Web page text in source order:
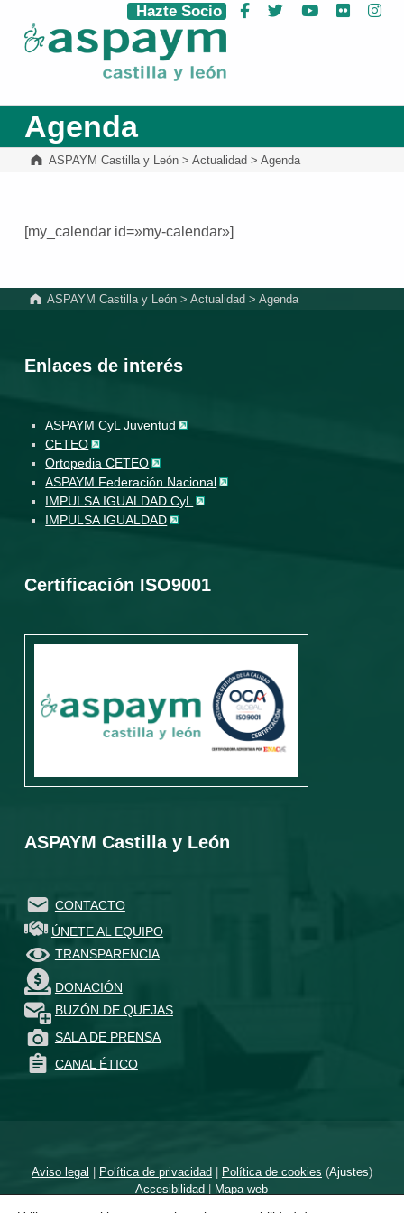
ASPAYM Castilla y León
Hazte Socio Facebook
Twitter YouTube
Flickr
Agenda
ASPAYM Castilla y León> Actualidad > Agenda
[my_calendar id=»my-calendar»]
ASPAYM Castilla y León >Actualidad >Agenda
Enlaces de interés
ASPAYM CyL Juventud
CETEO
Ortopedia CETEO
ASPAYM Federación Nacional
IMPULSA IGUALDAD CyL
IMPULSA IGUALDAD
Certificación ISO9001
ASPAYM Castilla y León
CONTACTO
ÚNETE AL EQUIPO
TRANSPARENCIA
DONACIÓN
BUZÓN DE QUEJAS
SALA DE PRENSA
CANAL ÉTICO
Aviso legal | Política de privacidad| Política de cookies (Ajustes)
Accesibilidad | Mapa web